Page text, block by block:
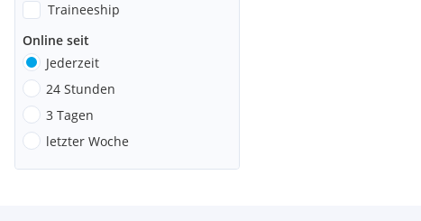
Traineeship
Online seit
Jederzeit
24 Stunden
3 Tagen
letzter Woche